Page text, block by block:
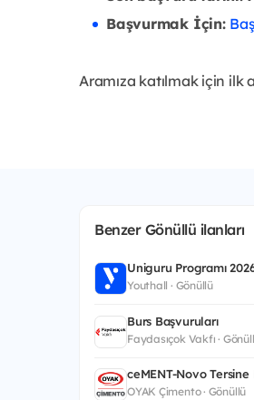
Başvurmak İçin:
Aramıza katılmak için ilk
Benzer Gönüllü ilanları
Uniguru Programı
Youthall · Gönüllü
Burs Başvuruları
Faydasıçok Vakfı ·
ceMENT-Novo
OYAK Çimento · Gönüllü